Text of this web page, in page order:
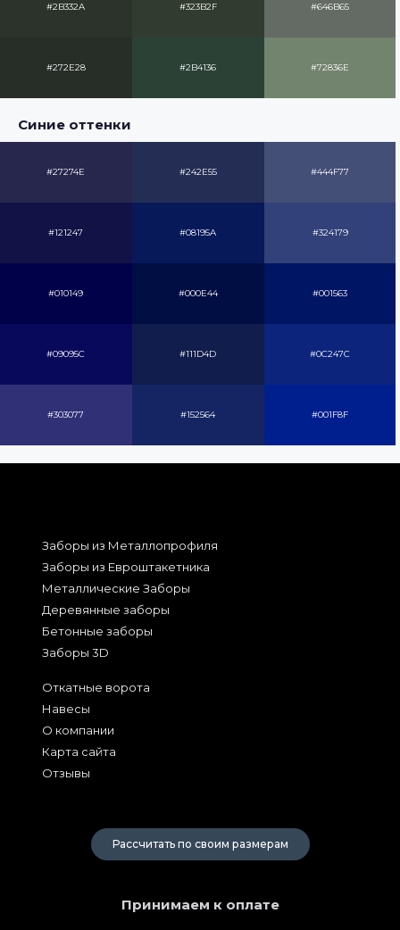
#2B332A #323B2F #646B65
#272E28 #2B4136 #72836E
Синие оттенки
#27274E #242E55 #444F77
#121247 #08195A #324179
#010149 #000E44 #001563
#09095C #111D4D #0C247C
#303077 #152564 #001F8F
Заборы из Металлопрофиля
Заборы из Евроштакетника
Металлические Заборы
Деревянные заборы
Бетонные заборы
Заборы 3D
Откатные ворота
Навесы
О компании
Карта сайта
Отзывы
Рассчитать по своим размерам
Принимаем к оплате